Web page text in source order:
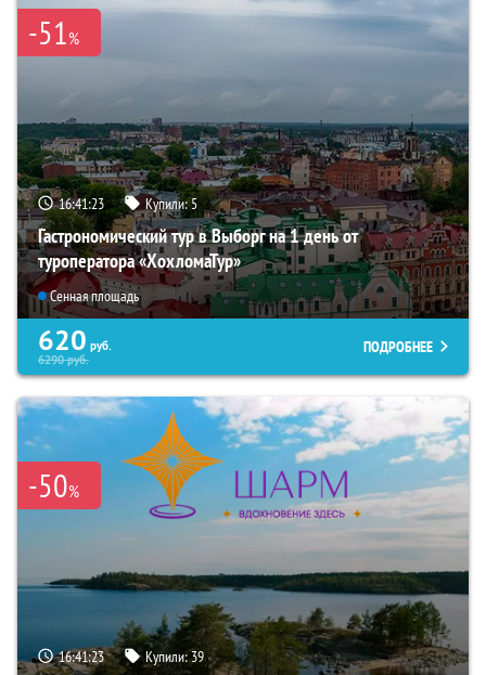
-51%
16:41:22 Купили:5
Гастрономический тур в Выборг на 1 день от
туроператора «ХохломаТур»
Сенная площадь
620 руб.
6290руб.
ПОДРОБНЕЕ
-50%
16:41:22 Купили:39